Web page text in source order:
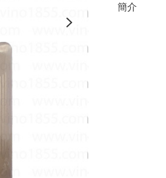
簡介